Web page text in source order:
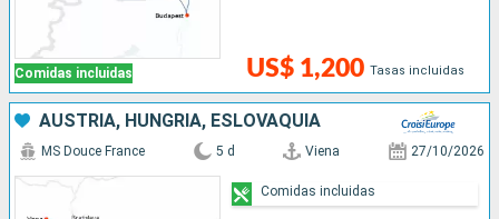
Comidas incluidas US$ 1,200 Tasas incluidas
AUSTRIA, HUNGRÍA, ESLOVAQUIA
MS Douce France 5 d Viena 27/10/2026
Comidas incluidas